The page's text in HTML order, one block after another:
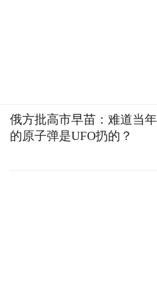
俄方批高市早苗：难道当年
的原子弹是UFO扔的？